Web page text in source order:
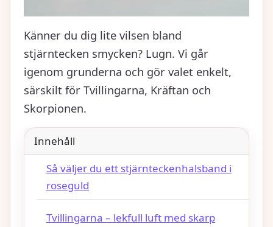
Känner du dig lite vilsen bland
stjärntecken smycken? Lugn. Vi går
igenom grunderna och gör valet enkelt,
särskilt för Tvillingarna, Kräftan och
Skorpionen.
Innehåll
Så väljer du ett stjärnteckenhalsband i
roseguld
Tvillingarna – lekfull luft med skarp